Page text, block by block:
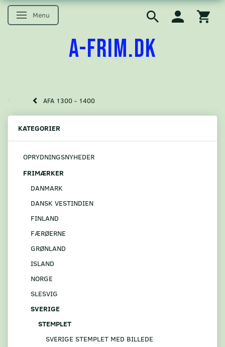
Skifte navigation
Menu
A-FRIM.DK
AFA 1300 - 1400
KATEGORIER
OPRYDNINGSNYHEDER
FRIMÆRKER
DANMARK
DANSK VESTINDIEN
FINLAND
FÆRØERNE
GRØNLAND
ISLAND
NORGE
SLESVIG
SVERIGE
STEMPLET
SVERIGE STEMPLET MED BILLEDE